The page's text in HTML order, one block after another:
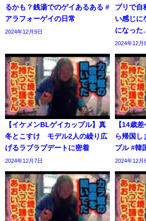
るかも？銭湯でのゲイあるある #
アラフォーゲイの日常
2024年12月9日
プリで自
い感じに
になった
2024年12月
【イケメンBLゲイカップル】真
冬とこすけ モデル2人の繰り広
げるラブラブデートに密着
2024年12月7日
【14歳
ら帰国
プル #韓
2024年12月